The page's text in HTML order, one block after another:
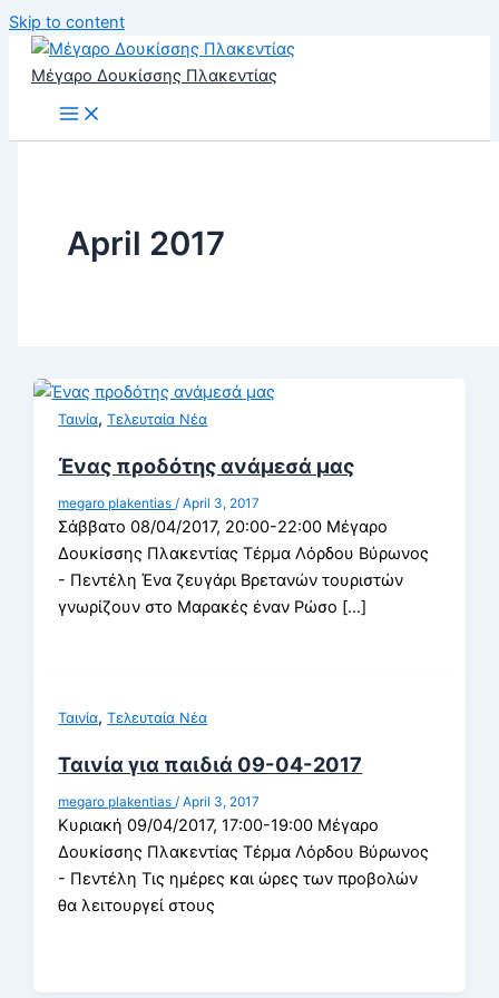
Skip to content
Μέγαρο Δουκίσσης Πλακεντίας
April 2017
Ταινία,Τελευταία Νέα
Ένας προδότης ανάμεσά μας
megaro plakentias/April 3, 2017
Σάββατο 08/04/2017, 20:00-22:00 Μέγαρο
Δουκίσσης Πλακεντίας Τέρμα Λόρδου Βύρωνος
- Πεντέλη Ένα ζευγάρι Βρετανών τουριστών
γνωρίζουν στο Μαρακές έναν Ρώσο [...]
Ταινία,Τελευταία Νέα
Ταινία για παιδιά 09-04-2017
megaro plakentias/April 3, 2017
Κυριακή 09/04/2017, 17:00-19:00 Μέγαρο
Δουκίσσης Πλακεντίας Τέρμα Λόρδου Βύρωνος
- Πεντέλη Τις ημέρες και ώρες των προβολών
θα λειτουργεί στους